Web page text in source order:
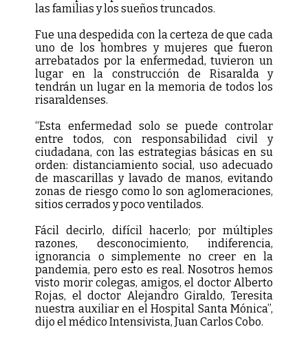
las familias y los sueños truncados.
Fue una despedida con la certeza de que cada
uno de los hombres y mujeres que fueron
arrebatados por la enfermedad, tuvieron un
lugar en la construcción de Risaralda y
tendrán un lugar en la memoria de todos los
risaraldenses.
“Esta enfermedad solo se puede controlar
entre todos, con responsabilidad civil y
ciudadana, con las estrategias básicas en su
orden: distanciamiento social, uso adecuado
de mascarillas y lavado de manos, evitando
zonas de riesgo como lo son aglomeraciones,
sitios cerrados y poco ventilados.
Fácil decirlo, difícil hacerlo; por múltiples
razones, desconocimiento, indiferencia,
ignorancia o simplemente no creer en la
pandemia, pero esto es real. Nosotros hemos
visto morir colegas, amigos, el doctor Alberto
Rojas, el doctor Alejandro Giraldo, Teresita
nuestra auxiliar en el Hospital Santa Mónica”,
dijo el médico Intensivista, Juan Carlos Cobo.